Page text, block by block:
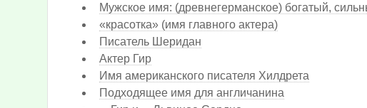
Мужское имя: (древнегерманское) богатый,
«красотка» (имя главного актера)
Писатель Шеридан
Актер Гир
Имя американского писателя Хилдрета
Подходящее имя для англичанина